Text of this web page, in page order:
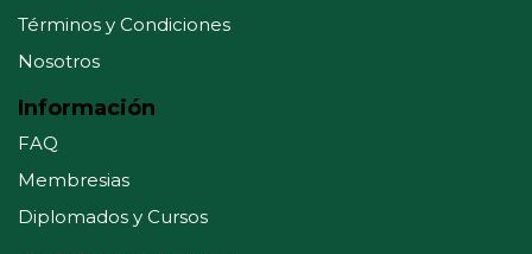
Términos y Condiciones
Nosotros
Información
FAQ
Membresias
Diplomados y Cursos